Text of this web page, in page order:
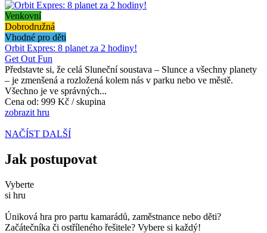
Venkovní
Dobrodružná
Vhodné pro děti
Orbit Expres: 8 planet za 2 hodiny!
Get Out Fun
Představte si, že celá Sluneční soustava – Slunce a všechny planety
– je zmenšená a rozložená kolem nás v parku nebo ve městě.
Všechno je ve správných...
Cena od: 999 Kč / skupina
zobrazit hru
NAČÍST DALŠÍ
Jak postupovat
Vyberte
si hru
Úniková hra pro partu kamarádů, zaměstnance nebo děti?
Začátečníka či ostříleného řešitele? Vybere si každý!